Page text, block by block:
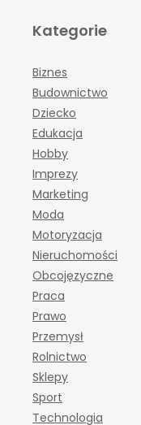
Kategorie
Biznes
Budownictwo
Dziecko
Edukacja
Hobby
Imprezy
Marketing
Moda
Motoryzacja
Nieruchomości
Obcojęzyczne
Praca
Prawo
Przemysł
Rolnictwo
Sklepy
Sport
Technologia